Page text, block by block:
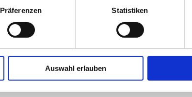
Präferenzen Statistiken
Auswahl erlauben